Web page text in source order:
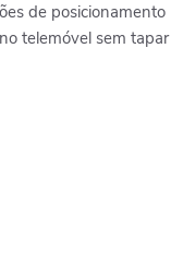
de posicionamento
telemóvel sem tapar